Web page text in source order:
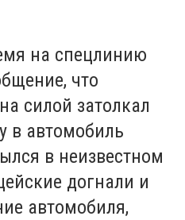
на спецлинию
что
силой затолкал
в автомобиль
в неизвестном
догнали и
автомобиля,